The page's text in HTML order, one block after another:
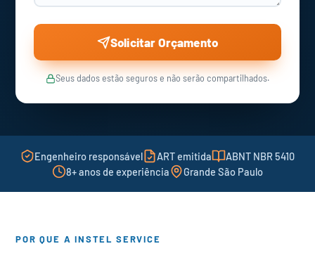
Solicitar Orçamento
Seus dados estão seguros e não serão compartilhados.
Engenheiro responsável ART emitida
ABNT NBR 5410
8+ anos de experiência
Grande São Paulo
POR QUE A INSTEL SERVICE